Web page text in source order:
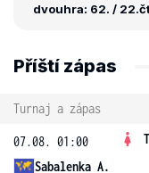
dvouhra: 62. / 22.
Příští zápas
Turnaj a zápas
07.08. 01:00
Sabalenka A.